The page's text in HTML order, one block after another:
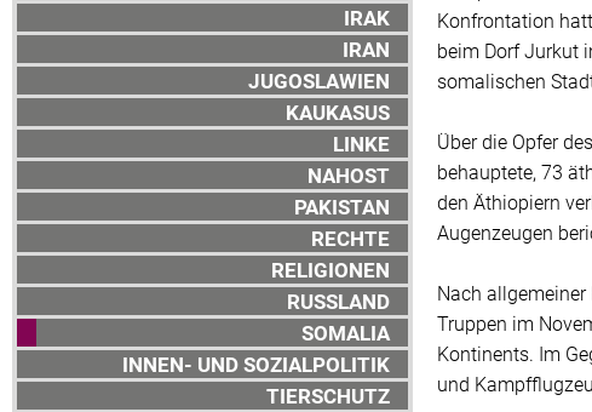
IRAK
IRAN
JUGOSLAWIEN
KAUKASUS
LINKE
NAHOST
PAKISTAN
RECHTE
RELIGIONEN
RUSSLAND
SOMALIA
INNEN- UND SOZIALPOLITIK
TIERSCHUTZ
Konfrontation
beim Dorf Jurkut
somalischen
Über die Opfer
behauptete, 73
den Äthiopiern
Augenzeugen
Nach
Truppen im
Kontinents. Im
und